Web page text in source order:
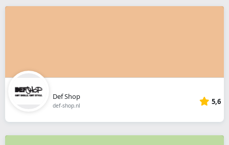
Def Shop
def-shop.nl 5,6